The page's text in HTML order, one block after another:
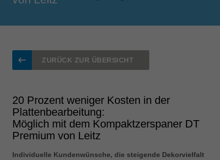
Suomi
Taiwan
türkçe
USA
english
tiếng việt
ZURÜCK ZUR ÜBERSICHT
20 Prozent weniger Kosten in der
Plattenbearbeitung:
Möglich mit dem Kompaktzerspaner DT
Premium von Leitz
Individuelle Kundenwünsche, die steigende Dekorvielfalt